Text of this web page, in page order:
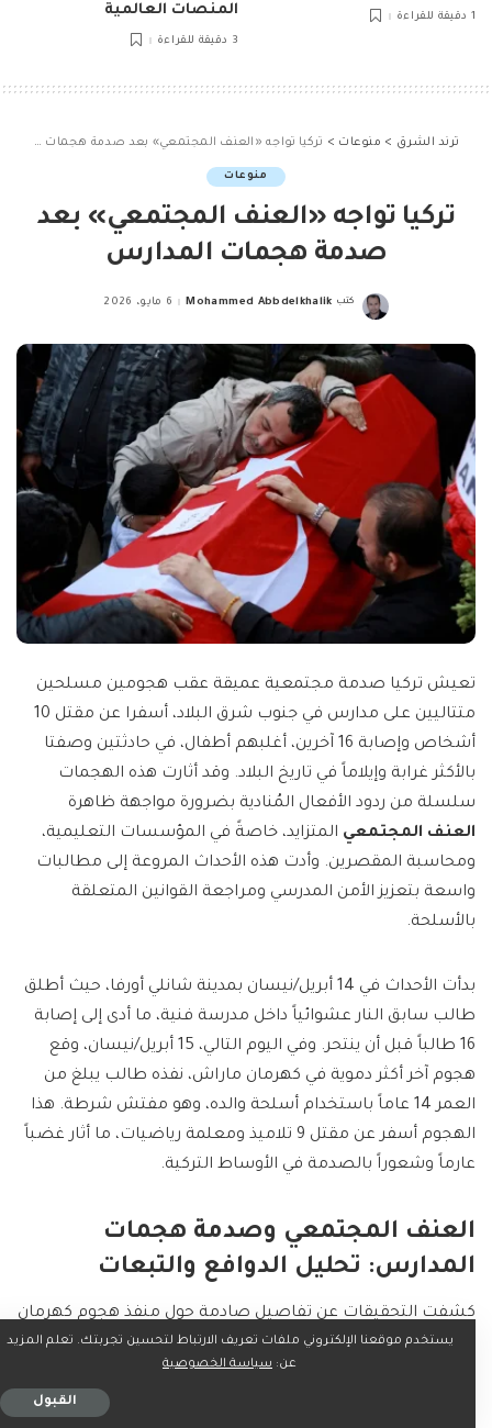
1 دقيقة للقراءة
المنصات العالمية
3 دقيقة للقراءة
ترند الشرق > منوعات > تركيا تواجه «العنف المجتمعي» بعد صدمة هجمات المدارس
منوعات
تركيا تواجه «العنف المجتمعي» بعد
صدمة هجمات المدارس
Posted
كتب Mohammed Abbdelkhalik 6 مايو، 2026
تعيش تركيا صدمة مجتمعية عميقة عقب هجومين مسلحين
متتاليين على مدارس في جنوب شرق البلاد، أسفرا عن مقتل 10
أشخاص وإصابة 16 آخرين، أغلبهم أطفال، في حادثتين وصفتا
بالأكثر غرابة وإيلاماً في تاريخ البلاد. وقد أثارت هذه الهجمات
سلسلة من ردود الأفعال المُنادية بضرورة مواجهة ظاهرة
العنف المجتمعي المتزايد، خاصةً في المؤسسات التعليمية،
ومحاسبة المقصرين. وأدت هذه الأحداث المروعة إلى مطالبات
واسعة بتعزيز الأمن المدرسي ومراجعة القوانين المتعلقة
بالأسلحة.
بدأت الأحداث في 14 أبريل/نيسان بمدينة شانلي أورفا، حيث أطلق
طالب سابق النار عشوائياً داخل مدرسة فنية، ما أدى إلى إصابة
16 طالباً قبل أن ينتحر. وفي اليوم التالي، 15 أبريل/نيسان، وقع
هجوم آخر أكثر دموية في كهرمان ماراش، نفذه طالب يبلغ من
العمر 14 عاماً باستخدام أسلحة والده، وهو مفتش شرطة. هذا
الهجوم أسفر عن مقتل 9 تلاميذ ومعلمة رياضيات، ما أثار غضباً
عارماً وشعوراً بالصدمة في الأوساط التركية.
العنف المجتمعي وصدمة هجمات
المدارس: تحليل الدوافع والتبعات
كشفت التحقيقات عن تفاصيل صادمة حول منفذ هجوم كهرمان
ماراش، حيث كان متأثراً بحوادث إطلاق نار مشابهة في الولايات
المتحدة، وشارك صورة لمنفذ هجوم سابق في جامعة كاليفورنيا
على حسابه الخاص. كما أظهرت اعترافات والده اعتقاد الأخير بأن
يستخدم موقعنا الإلكتروني ملفات تعريف الارتباط لتحسين تجربتك. تعلم المزيد
عن: سياسة الخصوصية
القبول